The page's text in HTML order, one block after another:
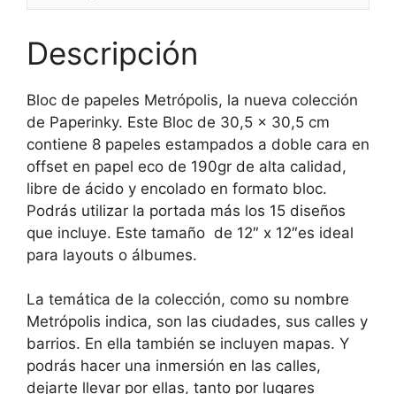
Descripción
Bloc de papeles Metrópolis, la nueva colección
de Paperinky. Este Bloc de 30,5 x 30,5 cm
contiene 8 papeles estampados a doble cara en
offset en papel eco de 190gr de alta calidad,
libre de ácido y encolado en formato bloc.
Podrás utilizar la portada más los 15 diseños
que incluye. Este tamaño de 12″ x 12″es ideal
para layouts o álbumes.
La temática de la colección, como su nombre
Metrópolis indica, son las ciudades, sus calles y
barrios. En ella también se incluyen mapas. Y
podrás hacer una inmersión en las calles,
dejarte llevar por ellas, tanto por lugares